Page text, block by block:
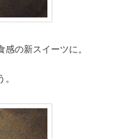
の新スイーツに。